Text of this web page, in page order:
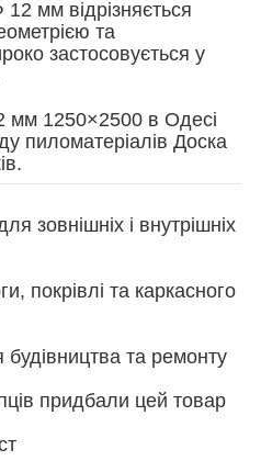
мм відрізняється
та
застосовується у
1250×2500 в Одесі
пиломатеріалів Доска
зовнішніх і внутрішніх
покрівлі та каркасного
та ремонту
придбали цей товар